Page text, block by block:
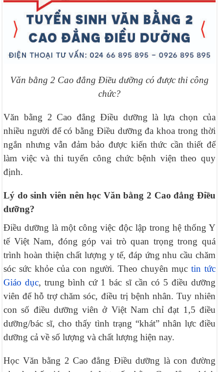
Văn bằng 2 Cao đẳng Điều dưỡng có được thi công
chức?
Văn bằng 2 Cao đẳng Điều dưỡng là lựa chọn của
nhiều người để có bằng Điều dưỡng đa khoa trong thời
ngắn nhưng vẫn đảm bảo được kiến thức cần thiết để
làm việc và thi tuyển công chức bệnh viện theo quy
định.
Lý do sinh viên nên học Văn bằng 2 Cao đẳng Điều
dưỡng?
Điều dưỡng là một công việc độc lập trong hệ thống Y
tế Việt Nam, đóng góp vai trò quan trọng trong quá
trình hoàn thiện chất lượng y tế, đáp ứng nhu cầu chăm
sóc sức khỏe của con người. Theo chuyên mục tin tức
Giáo dục, trung bình cứ 1 bác sĩ cần có 5 điều dưỡng
viên để hỗ trợ chăm sóc, điều trị bệnh nhân. Tuy nhiên
con số điều dưỡng viên ở Việt Nam chỉ đạt 1,5 điều
dưỡng/bác sĩ, cho thấy tình trạng “khát” nhân lực điều
dưỡng cả về số lượng và chất lượng hiện nay.
Học Văn bằng 2 Cao đẳng Điều dưỡng là con đường